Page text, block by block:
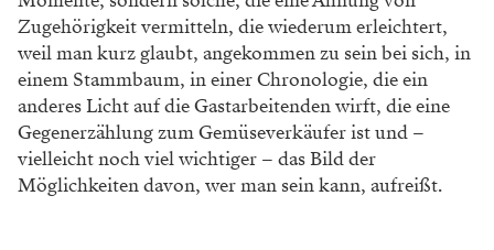
Zugehörigkeit vermitteln, die wiederum erleichtert,
weil man kurz glaubt, angekommen zu sein bei sich, in
einem Stammbaum, in einer Chronologie, die ein
anderes Licht auf die Gastarbeitenden wirft, die eine
Gegenerzählung zum Gemüseverkäufer ist und –
vielleicht noch viel wichtiger – das Bild der
Möglichkeiten davon, wer man sein kann, aufreißt.